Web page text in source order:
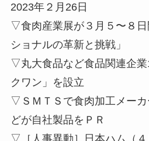
2023年２月26日
▽食肉産業展が３月５〜８日
ショナルの革新と挑戦」
▽丸大食品など食品関連企業
クワン」を設立
▽ＳＭＴＳで食肉加工メー
どが自社製品をＰＲ
▽［人事異動］日本ハム（４